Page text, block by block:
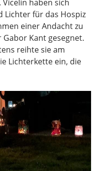
haben sich
Lichter für das Hospiz
einer Andacht zu
Kant gesegnet.
reihte sie am
Lichterkette ein, die